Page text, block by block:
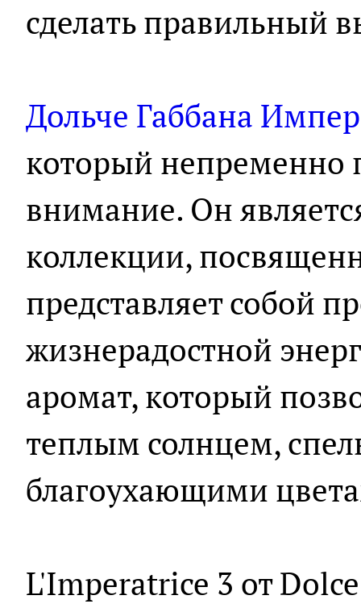
сделать правильный
Дольче Габбана
который непременно
внимание. Он
коллекции,
представляет собой
жизнерадостной
аромат, который
теплым солнцем,
благоухающими
L'Imperatrice 3 от